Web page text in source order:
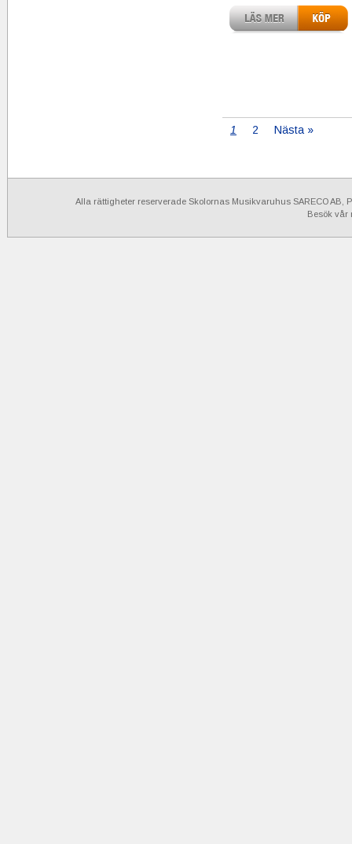
1 2 Nästa »
Alla rättigheter reserverade Skolornas Musikvaruhus SARECO AB,
Besök vår